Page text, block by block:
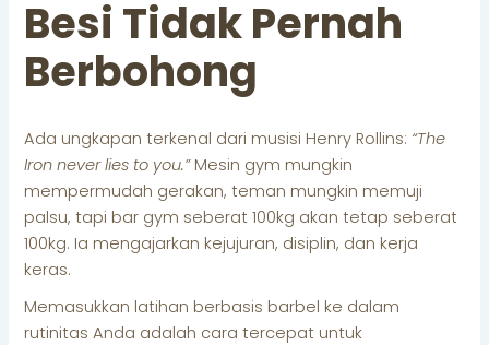
Besi Tidak Pernah
Berbohong
Ada ungkapan terkenal dari musisi Henry Rollins: “The
Iron never lies to you.”Mesin gym mungkin
mempermudah gerakan, teman mungkin memuji
palsu, tapi bar gym seberat 100kg akan tetap seberat
100kg. Ia mengajarkan kejujuran, disiplin, dan kerja
keras.
Memasukkan latihan berbasis barbel ke dalam
rutinitas Anda adalah cara tercepat untuk